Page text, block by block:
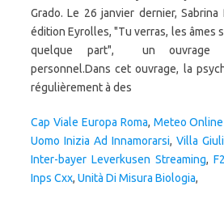
Cap Viale Europa Roma, Meteo
Uomo Inizia Ad Innamorarsi, Villa
Inter-bayer Leverkusen Streaming,
Inps Cxx, Unità Di Misura Biologia,